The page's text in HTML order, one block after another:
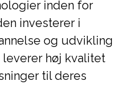
inden for
investerer i
og udvikling
høj kvalitet
til deres